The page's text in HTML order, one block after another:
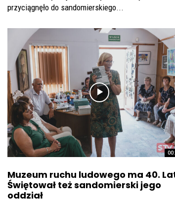
przyciągnęło do sandomierskiego...
Muzeum ruchu ludowego ma 40.
Świętował też sandomierski jego
oddział